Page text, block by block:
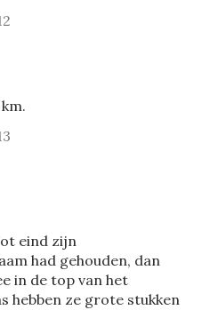
eind zijn
had gehouden, dan
in de top van het
hebben ze grote stukken